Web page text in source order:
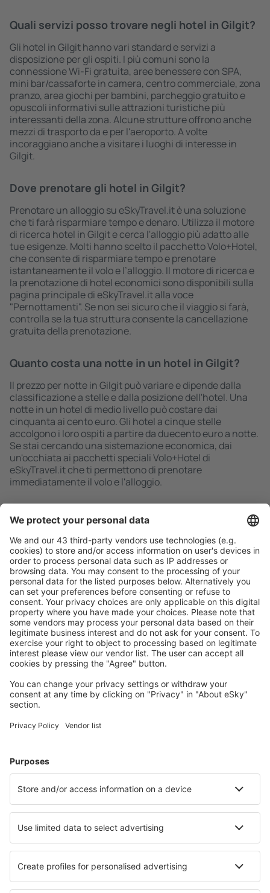
Quali servizi posso trovare negli hotel in Gilgit?
Gli hotel in Gilgit hanno vari standard e servizi a
disposizione per gli ospiti. I più comuni sono la
connessione Wi-Fi gratuita, aree benessere con SPA,
mini bar/cassaforte in camera, centro commerciale, zona
pranzo, area giochi per bambini, parcheggio gratuito e
opuscoli informativi sulle attrazioni turistiche più
interessanti della zona. Alcune strutture offrono anche
mezzi di trasporto da e per l'aeroporto. A volte
incoraggiano anche a visitare i luoghi di interesse in
Gilgit.
Dove prenotare gli hotel in Gilgit?
Prenotare un alloggio su eSkyTravel.it è una soluzione
che ti farà risparmiare tempo e denaro. Utilizza il motore
di ricerca hotel in Gilgit e cerca l'alloggio più adatto alle
tue esigenze. Molti hanno scelto il pacchetto Volo+Hotel,
che consente di risparmiare tempo e prenotare
istantaneamente il volo e l’alloggio. Il motore di ricerca e
la prenotazione di hotel economici sono disponibili sulla
pagina principale di eSkyTravel.it alla voce
"Pernottamenti". Se non sei sicuro che il viaggio si farà,
controlla se la tua struttura consente la cancellazione
gratuita della prenotazione.
Quanto costa una notte in un hotel in Gilgit?
Il prezzo per notte in Gilgit può variare e dipende dalla
classificazione a stelle e dalla posizione dell'hotel. Una
notte in un hotel di medio livello può costare dai
cinquanta ai cento euro. Gli hotel a cinque stelle
accolgono i loro ospiti a partire da duecento euro a notte.
Se stai cercando una sistemazione economica, dai
un'occhiata ai pacchetti speciali Volo+Hotel di
eSkyTravel.it che ti permettono di prenotare
immediatamente il volo e l'alloggio.
Ricerca rapida e semplice
Offerta su misura per le tue aspettative.
Pianifica in sicurezza
Prenotazione senza pensieri con possibilità di
cancellazione gratuita.
Risparmia di più
Prezzi attraenti e offerte speciali per gli utenti registrati.
L’alloggio che ti piace
appartamenti e altri.
Hotel in Pakistan - Città popolari
Hotel a Lahore Hotel a Islamabad
Hotel a Karachi Hotel in Rawalpindi Hotel in Rawalakot